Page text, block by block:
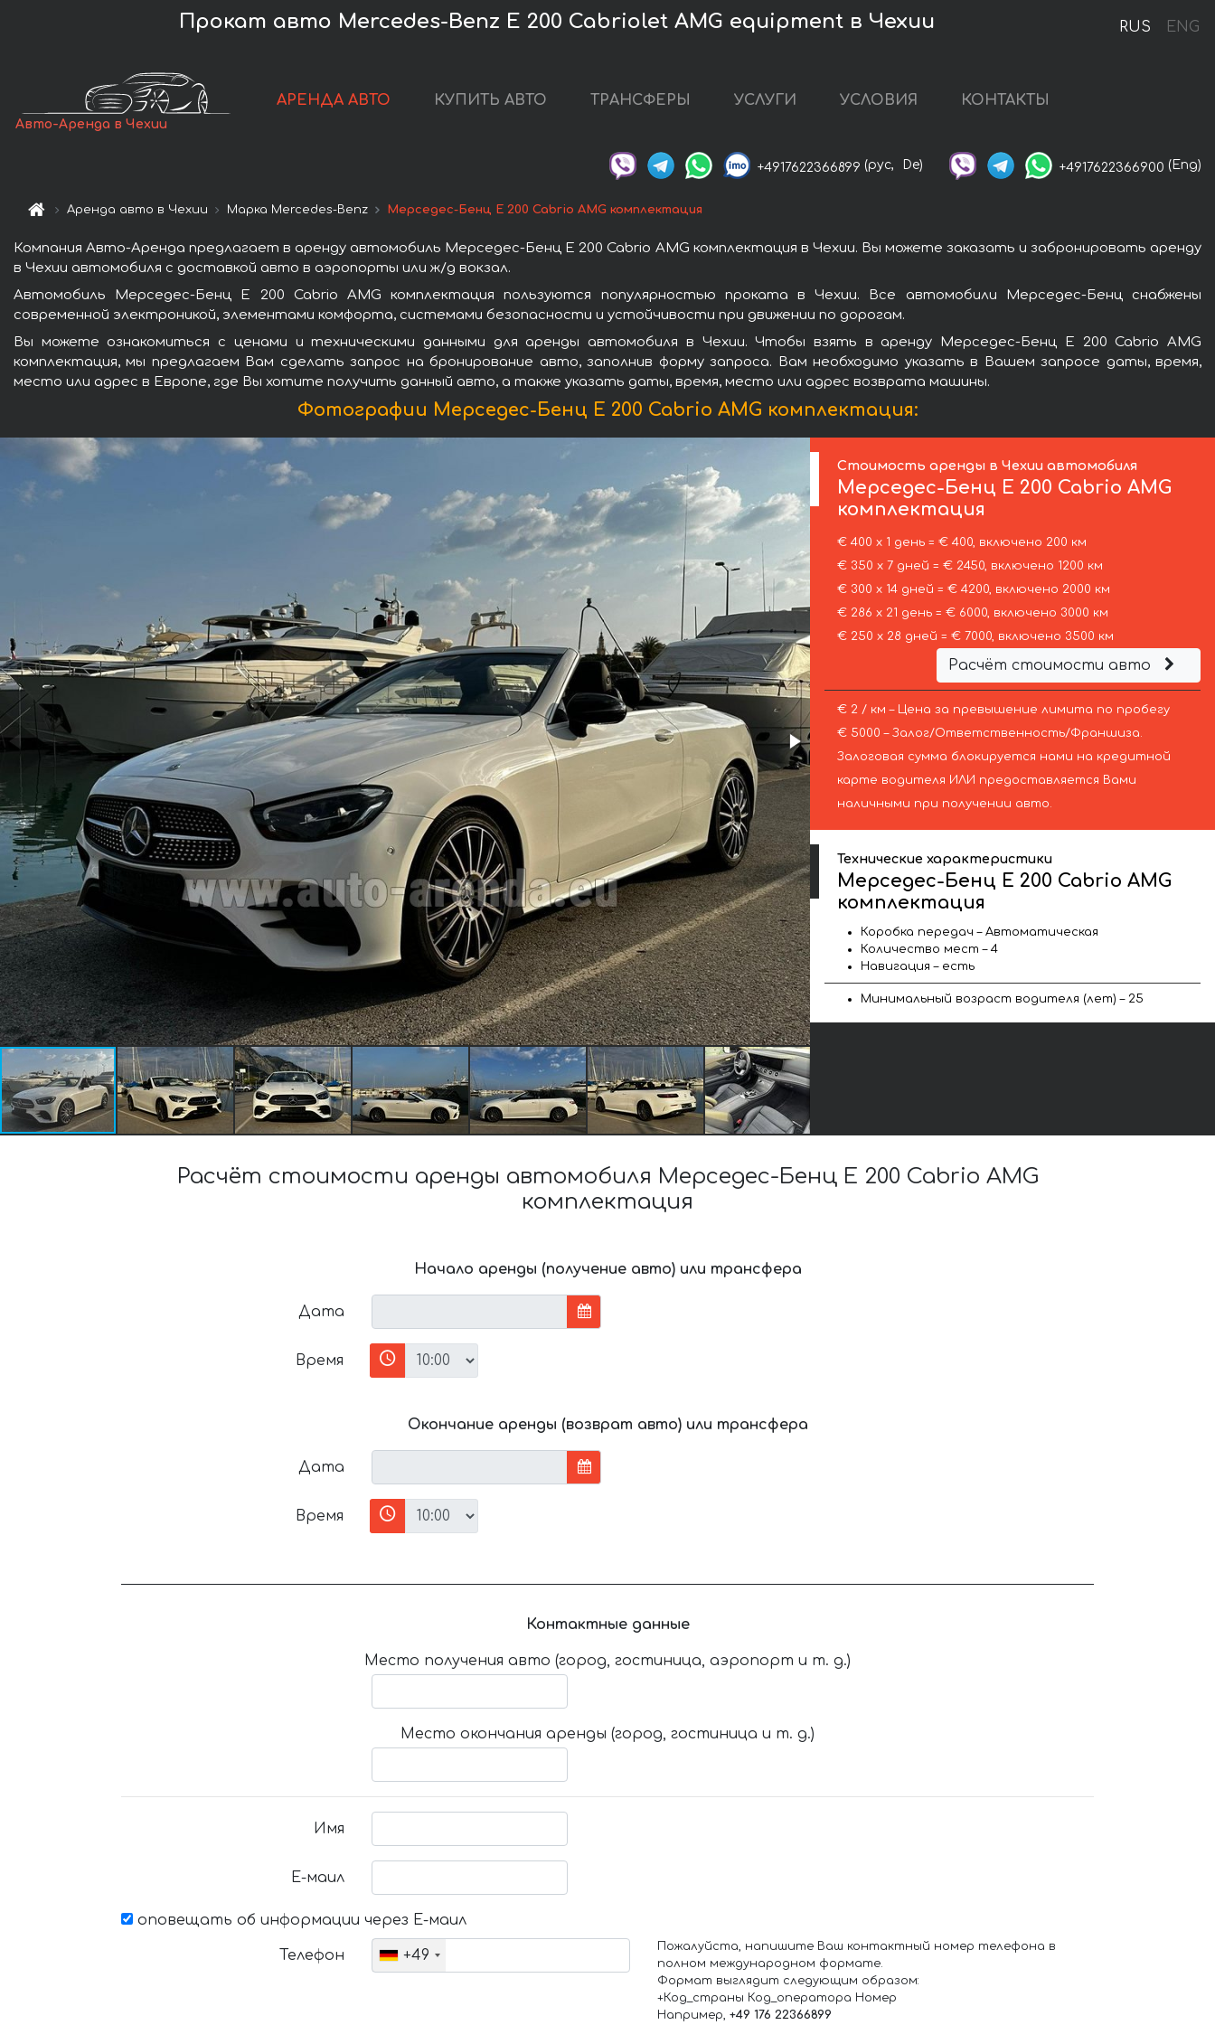
RUS ENG
Прокат авто Mercedes-Benz E 200 Cabriolet AMG equipment в Чехии
Авто-Аренда в Чехии
АРЕНДА АВТО КУПИТЬ АВТО ТРАНСФЕРЫ УСЛУГИ УСЛОВИЯ КОНТАКТЫ
+4917622366899 (рус, De) +4917622366900 (Eng)
Аренда авто в Чехии Марка Mercedes-Benz Мерседес-Бенц E 200 Cabrio AMG комплектация
Компания Авто-Аренда предлагает в аренду автомобиль Мерседес-Бенц E 200 Cabrio AMG комплектация в Чехии. Вы можете заказать и забронировать аренду
в Чехии автомобиля с доставкой авто в аэропорты или ж/д вокзал.
Автомобиль Мерседес-Бенц E 200 Cabrio AMG комплектация пользуются популярностью проката в Чехии. Все автомобили Мерседес-Бенц снабжены
современной электроникой, элементами комфорта, системами безопасности и устойчивости при движении по дорогам.
Вы можете ознакомиться с ценами и техническими данными для аренды автомобиля в Чехии. Чтобы взять в аренду Мерседес-Бенц E 200 Cabrio AMG
комплектация, мы предлагаем Вам сделать запрос на бронирование авто, заполнив форму запроса. Вам необходимо указать в Вашем запросе даты, время,
место или адрес в Европе, где Вы хотите получить данный авто, а также указать даты, время, место или адрес возврата машины.
Фотографии Мерседес-Бенц E 200 Cabrio AMG комплектация:
Стоимость аренды в Чехии автомобиля
Мерседес-Бенц E 200 Cabrio AMG
комплектация
€ 400 х 1 день = € 400, включено 200 км
€ 350 х 7 дней = € 2450, включено 1200 км
€ 300 х 14 дней = € 4200, включено 2000 км
€ 286 х 21 день = € 6000, включено 3000 км
€ 250 х 28 дней = € 7000, включено 3500 км
Расчёт стоимости авто
€ 2 / км – Цена за превышение лимита по пробегу
€ 5000 – Залог/Ответственность/Франшиза.
Залоговая сумма блокируется нами на кредитной
карте водителя ИЛИ предоставляется Вами
наличными при получении авто.
Технические характеристики
Мерседес-Бенц E 200 Cabrio AMG
комплектация
Коробка передач – Автоматическая
Количество мест – 4
Навигация – есть
Минимальный возраст водителя (лет) – 25
Расчёт стоимости аренды автомобиля Мерседес-Бенц E 200 Cabrio AMG
комплектация
Начало аренды (получение авто) или трансфера
Дата
Время
Окончание аренды (возврат авто) или трансфера
Дата
Время
Контактные данные
Место получения авто (город, гостиница, аэропорт и т. д.)
Место окончания аренды (город, гостиница и т. д.)
Имя
Е-маил
оповещать об информации через Е-маил
Телефон +49
Пожалуйста, напишите Ваш контактный номер телефона в
полном международном формате.
Формат выглядит следующим образом:
+Код_страны Код_оператора Номер
Например, +49 176 22366899